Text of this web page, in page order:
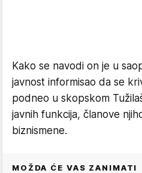
Kako se navodi on je u
javnost informisao da se
podneo u skopskom
javnih funkcija, članove
biznismene.
MOŽDA ĆE VAS ZANIMATI